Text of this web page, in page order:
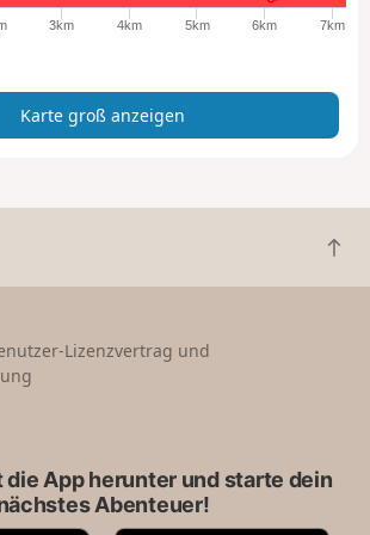
ß
z
i
3km 4km 5km 6km 7km
Karte groß anzeigen
Z
u
Lizenzvertrag und
die App herunter und starte dein
Abenteuer!